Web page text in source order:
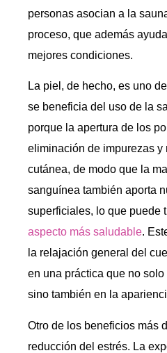
personas asocian a la
proceso, que además
mejores condiciones.
La piel, de hecho, es uno
se beneficia del uso de la
porque la apertura de los
eliminación de impurezas y
cutánea, de modo que la
sanguínea también aporta
superficiales, lo que puede
aspecto más saludable.
la relajación general del
en una práctica que no
sino también en la
Otro de los beneficios más
reducción del estrés. La